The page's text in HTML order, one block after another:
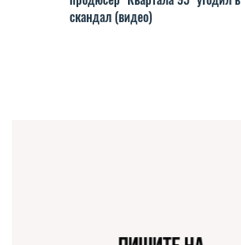
скандал (видео)